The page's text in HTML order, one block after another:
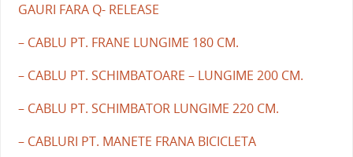
GAURI FARA Q- RELEASE
– CABLU PT. FRANE LUNGIME 180 CM.
– CABLU PT. SCHIMBATOARE – LUNGIME 200 CM.
– CABLU PT. SCHIMBATOR LUNGIME 220 CM.
– CABLURI PT. MANETE FRANA BICICLETA